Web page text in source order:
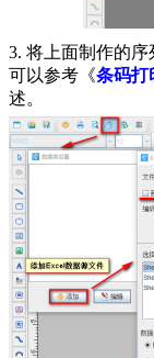
3. 将上面制作的序
可以参考《条码打
述。